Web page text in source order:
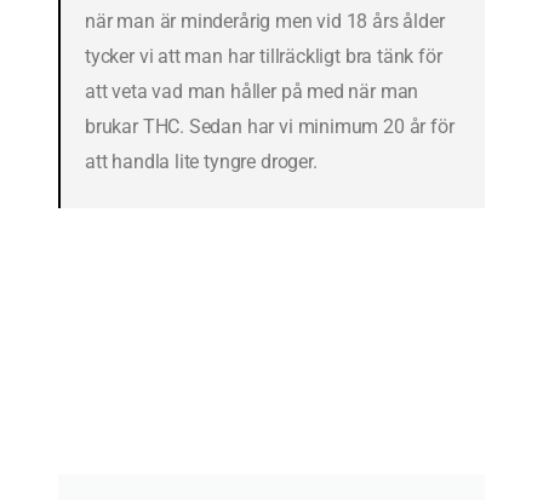
när man är minderårig men vid 18 års ålder
tycker vi att man har tillräckligt bra tänk för
att veta vad man håller på med när man
brukar THC. Sedan har vi minimum 20 år för
att handla lite tyngre droger.